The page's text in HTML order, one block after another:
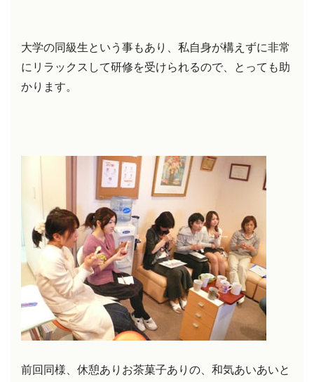
大学の同級生という事もあり、私自身が構えずに非常
にリラックスして研修を受けられるので、とっても助
かります。
前回同様、休憩ありお茶菓子ありの、和気あいあいと